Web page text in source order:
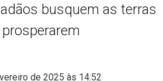
busquem as terras
de 2025 às 14:52